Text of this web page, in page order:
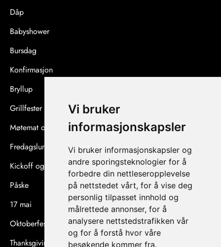
Vi bruker
informasjonskapsler
Vi bruker informasjonskapsler og
andre sporingsteknologier for å
forbedre din nettleseropplevelse
på nettstedet vårt, for å vise deg
personlig tilpasset innhold og
målrettede annonser, for å
analysere nettstedstrafikken vår
og for å forstå hvor våre
besøkende kommer fra.
Dåp
Babyshower
Bursdag
Konfirmasjon
Bryllup
Grillfester og sommerfester
Møtemat og konferanser
Fredagslunsj og afterwork
Kickoff og teambuilding
Påske
17 mai
Oktoberfest
Thanksgiving